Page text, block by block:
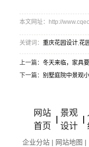
本文网址：http://
关键词： 重庆花园设计,花
上一篇： 冬天来临，家具
下一篇： 别墅庭院中景观
网站
首页
景观
设计
企业分站| 网站地图 |